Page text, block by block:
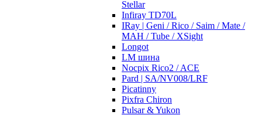
Stellar
Infiray TD70L
IRay | Geni / Rico / Saim / Mate /
MAH / Tube / XSight
Longot
LM шина
Nocpix Rico2 / ACE
Pard | SA/NV008/LRF
Picatinny
Pixfra Chiron
Pulsar & Yukon